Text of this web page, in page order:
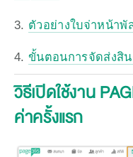
3. ตัวอย่างใบจ่าหน้าพั
4. ขั้นตอนการจัดส่งสิน
วิธีเปิดใช้งาน
ค่าครั้งแรก